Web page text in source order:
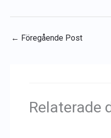
← Föregående Post
Relaterade